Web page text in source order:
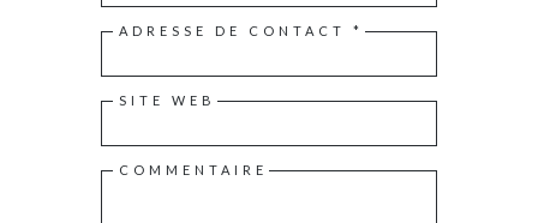
ADRESSE DE CONTACT *
SITE WEB
COMMENTAIRE